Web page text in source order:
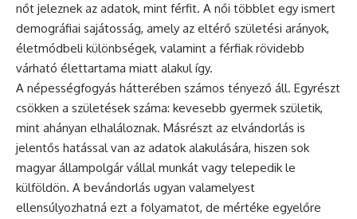
nőt jeleznek az adatok, mint férfit. A női többlet egy ismert
demográfiai sajátosság, amely az eltérő születési arányok,
életmódbeli különbségek, valamint a férfiak rövidebb
várható élettartama miatt alakul így.
A népességfogyás hátterében számos tényező áll. Egyrészt
csökken a születések száma: kevesebb gyermek születik,
mint ahányan elhaláloznak. Másrészt az elvándorlás is
jelentős hatással van az adatok alakulására, hiszen sok
magyar állampolgár vállal munkát vagy telepedik le
külföldön. A bevándorlás ugyan valamelyest
ellensúlyozhatná ezt a folyamatot, de mértéke egyelőre